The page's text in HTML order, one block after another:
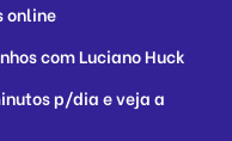
online
com Luciano Huck
p/dia e veja a